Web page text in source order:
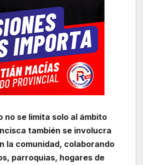
no se limita solo al ámbito
también se involucra
la comunidad, colaborando
parroquias, hogares de